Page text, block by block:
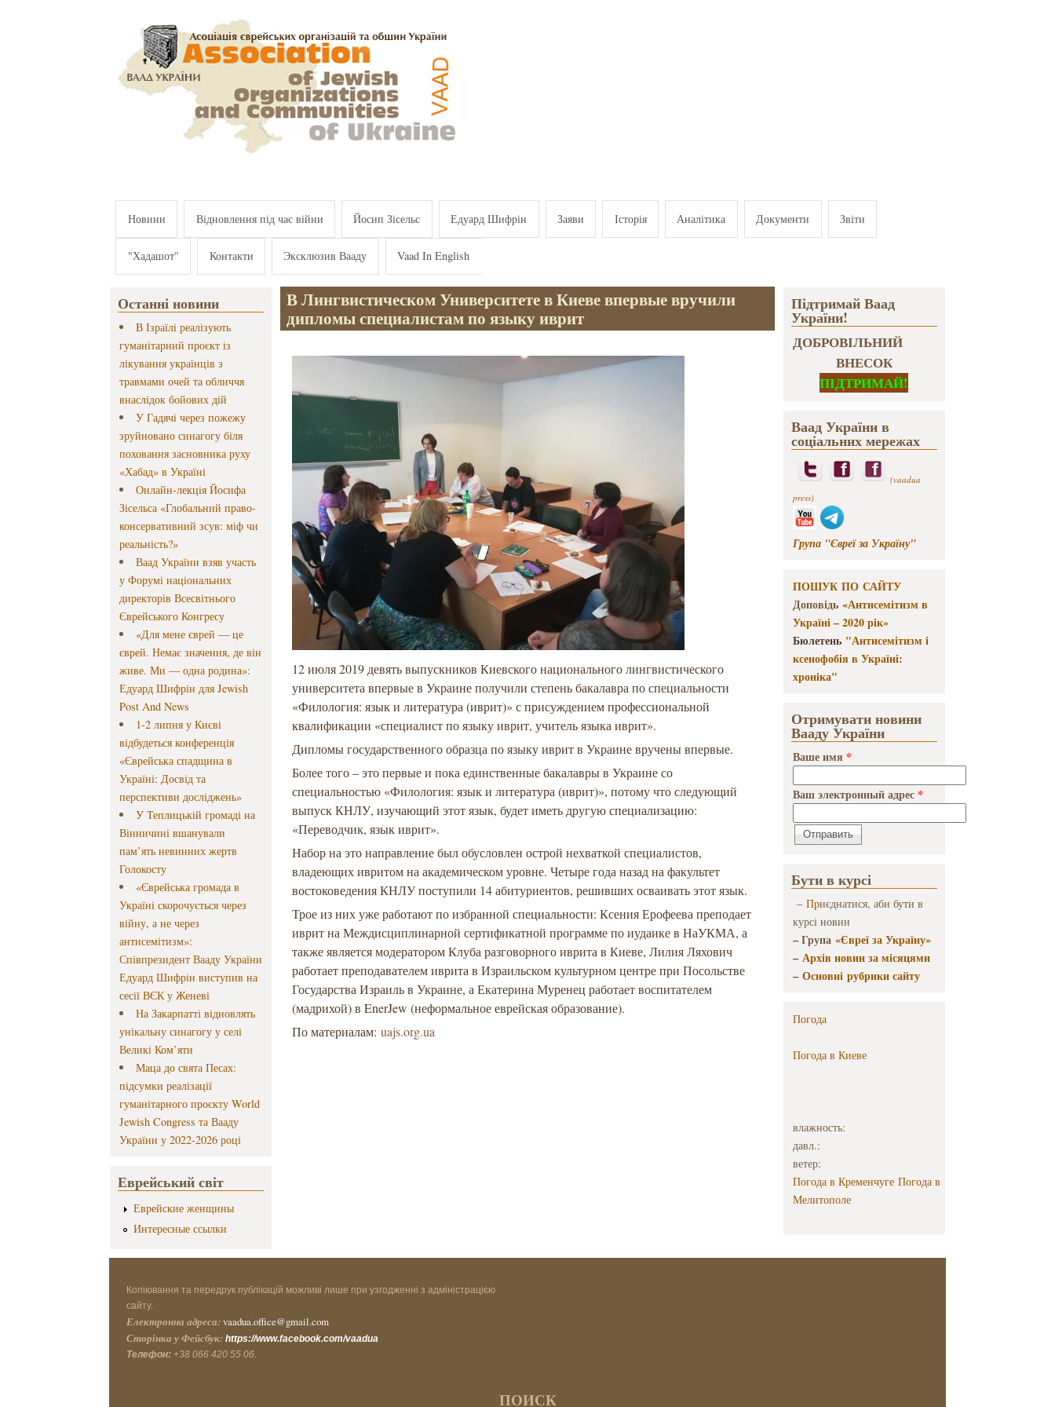
Новини Відновлення під час війни Йосип Зісельс Едуард Шифрін Заяви Історія Аналітика Документи Звіти
"Хадашот" Контакти Эксклюзив Вааду Vaad In English
Останні новини
В Ізраїлі реалізують
гуманітарний проєкт із
лікування українців з
травмами очей та обличчя
внаслідок бойових дій
У Гадячі через пожежу
зруйновано синагогу біля
поховання засновника руху
«Хабад» в Україні
Онлайн-лекція Йосифа
Зісельса «Глобальний право-
консервативний зсув: міф чи
реальність?»
Ваад України взяв участь
у Форумі національних
директорів Всесвітнього
Єврейського Конгресу
«Для мене єврей — це
єврей. Немає значення, де він
живе. Ми — одна родина»:
Едуард Шифрін для Jewish
Post And News
1-2 липня у Києві
відбудеться конференція
«Єврейська спадщина в
Україні: Досвід та
перспективи досліджень»
У Теплицькій громаді на
Вінничині вшанували
пам’ять невинних жертв
Голокосту
«Єврейська громада в
Україні скорочується через
війну, а не через
антисемітизм»:
Співпрезидент Вааду України
Едуард Шифрін виступив на
сесії ВЄК у Женеві
На Закарпатті відновлять
унікальну синагогу у селі
Великі Ком’яти
Маца до свята Песах:
підсумки реалізації
гуманітарного проєкту World
Jewish Congress та Вааду
України у 2022-2026 році
Еврейський світ
Еврейские женщины
Интересные ссылки
В Лингвистическом Университете в Киеве впервые вручили
дипломы специалистам по языку иврит
12 июля 2019 девять выпускников Киевского национального лингвистического
университета впервые в Украине получили степень бакалавра по специальности
«Филология: язык и литература (иврит)» с присуждением профессиональной
квалификации «специалист по языку иврит, учитель языка иврит».
Дипломы государственного образца по языку иврит в Украине вручены впервые.
Более того – это первые и пока единственные бакалавры в Украине со
специальностью «Филология: язык и литература (иврит)», потому что следующий
выпуск КНЛУ, изучающий этот язык, будет иметь другую специализацию:
«Переводчик, язык иврит».
Набор на это направление был обусловлен острой нехваткой специалистов,
владеющих ивритом на академическом уровне. Четыре года назад на факультет
востоковедения КНЛУ поступили 14 абитуриентов, решивших осваивать этот язык.
Трое из них уже работают по избранной специальности: Ксения Ерофеева преподает
иврит на Междисциплинарной сертификатной программе по иудаике в НаУКМА, а
также является модератором Клуба разговорного иврита в Киеве, Лилия Ляхович
работает преподавателем иврита в Израильском культурном центре при Посольстве
Государства Израиль в Украине, а Екатерина Муренец работает воспитателем
(мадрихой) в EnerJew (неформальное еврейская образование).
По материалам:uajs.org.ua
Підтримай Ваад
України!
ДОБРОВІЛЬНИЙ
ВНЕСОК
ПІДТРИМАЙ!
Ваад України в
соціальних мережах
(vaadua
press)
Група "Євреї за Україну"
ПОШУК ПО САЙТУ
Доповідь «Антисемітизм в
Україні – 2020 рік»
Бюлетень "Антисемітизм і
ксенофобія в Україні:
хроніка"
Отримувати новини
Вааду України
Ваше имя *
Ваш электронный адрес *
Бути в курсі
– Приєднатися, аби бути в
курсі новин
– Група «Євреї за Україну»
–Архів новин за місяцями
–Основні рубрики сайту
Погода
Погода в Киеве
влажность:
давл.:
ветер:
Погода в Кременчуге Погода в
Мелитополе
Копіювання та передрук публікацій можливі лише при узгодженні з адміністрацією
сайту.
Електронна адреса: vaadua.office@gmail.com
Сторінка у Фейсбук: https://www.facebook.com/vaadua
Телефон: +38 066 420 55 06.
ПОИСК